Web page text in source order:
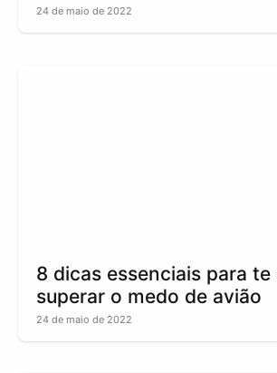
24 de maio de 2022
8 dicas essenciais para te
superar o medo de avião
24 de maio de 2022